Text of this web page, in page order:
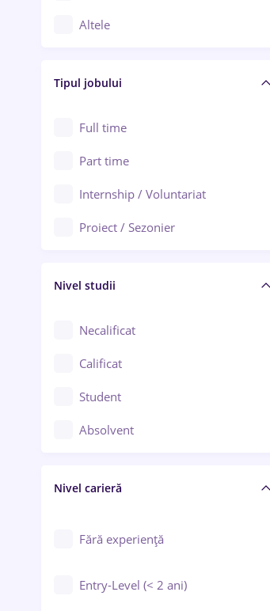
Arad
Baia Mare
Bârlad
Bistrița (Bistrița-Năsăud)
Altele
Asigurări
Au pair / Babysitter / Curățenie
Audit / Consultanță
Auto / Echipamente
Automatizări
Cercetare - dezvoltare
Chimie / Biochimie
Confecții / Design vestimentar
Construcții / Instalații
Controlul calității
Educație / Training / Arte
Tipul jobului
Full time
Part time
Internship / Voluntariat
Proiect / Sezonier
Nivel studii
Necalificat
Calificat
Student
Absolvent
Nivel carieră
Fără experiență
Entry-Level (< 2 ani)